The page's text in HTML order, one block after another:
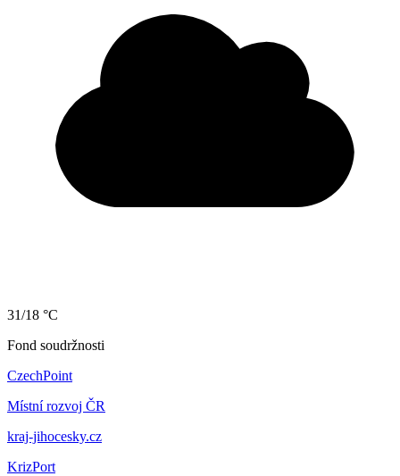
31/18 °C
Fond soudržnosti
CzechPoint
Místní rozvoj ČR
kraj-jihocesky.cz
KrizPort